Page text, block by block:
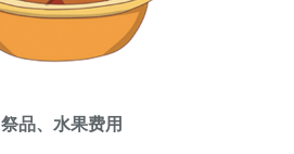
祭品、水果费用